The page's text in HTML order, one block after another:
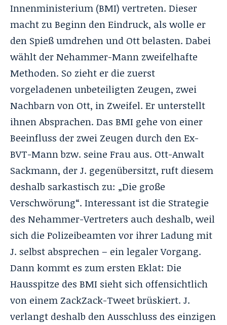
Innenministerium (BMI) vertreten. Dieser
macht zu Beginn den Eindruck, als wolle er
den Spieß umdrehen und Ott belasten. Dabei
wählt der Nehammer-Mann zweifelhafte
Methoden. So zieht er die zuerst
vorgeladenen unbeteiligten Zeugen, zwei
Nachbarn von Ott, in Zweifel. Er unterstellt
ihnen Absprachen. Das BMI gehe von einer
Beeinfluss der zwei Zeugen durch den Ex-
BVT-Mann bzw. seine Frau aus. Ott-Anwalt
Sackmann, der J. gegenübersitzt, ruft diesem
deshalb sarkastisch zu: „Die große
Verschwörung“. Interessant ist die Strategie
des Nehammer-Vertreters auch deshalb, weil
sich die Polizeibeamten vor ihrer Ladung mit
J. selbst absprechen – ein legaler Vorgang.
Dann kommt es zum ersten Eklat: Die
Hausspitze des BMI sieht sich offensichtlich
von einem ZackZack-Tweet brüskiert. J.
verlangt deshalb den Ausschluss des einzigen